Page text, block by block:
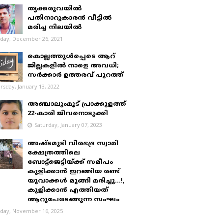
തൃക്കരുവയിൽ
പതിനാറുകാരൻ വീട്ടിൽ
മരിച്ച നിലയിൽ
December 26, 2021
കൊല്ലത്തുൾപ്പെടെ ആറ്
ജില്ലകളിൽ നാളെ അവധി;
സർക്കാർ ഉത്തരവ് പുറത്ത്
January 13, 2022
അഞ്ചാലുംമൂട് പ്രാക്കുളത്ത്
22-കാരി ജീവനൊടുക്കി
Saturday, January 07, 2023
അഷ്ടമുടി വീരഭദ്ര സ്വാമി
ക്ഷേത്രത്തിലെ
ബോട്ട്ജെട്ടിയ്ക്ക് സമീപം
കുളിക്കാൻ ഇറങ്ങിയ രണ്ട്
യുവാക്കൾ മുങ്ങി മരിച്ചു...!,
കുളിക്കാൻ എത്തിയത്
ആറുപേരടങ്ങുന്ന സംഘം
November 16, 2025